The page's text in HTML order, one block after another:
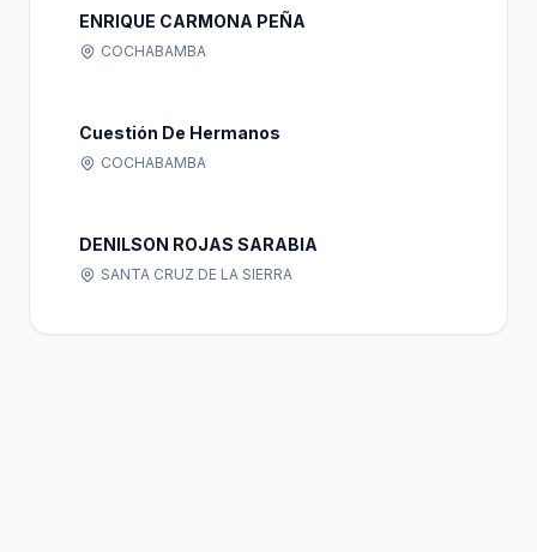
ENRIQUE CARMONA PEÑA
COCHABAMBA
Cuestión De Hermanos
COCHABAMBA
DENILSON ROJAS SARABIA
SANTA CRUZ DE LA SIERRA